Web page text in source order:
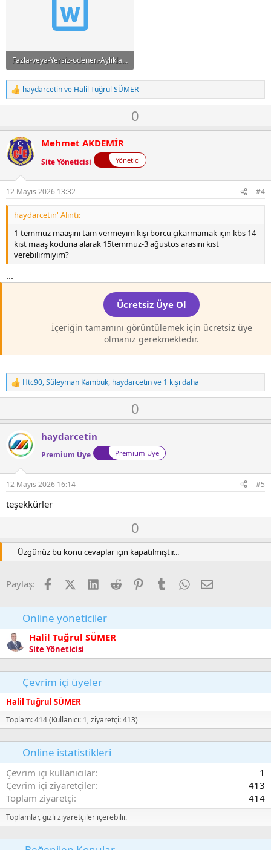
Fazla-veya-Yersiz-odenen-Ayliklarin-Tahsili-Kilavuzu-1.docx
914.5 KB · Görüntüleme: 17
T
e
i
l
e
r
haydarcetinve Halil Tuğrul SÜMER
O
y
l
a
0
o
o
t
e
Mehmet AKDEMİR
Site Yöneticisi Yönetici
12 Mayıs 2026 13:32 #4
haydarcetin' Alıntı:
1-temmuz maaşını tam vermeyim kişi borcu çıkarmamak için kbs 14
kıst maaş koduna alarak 15temmuz-3 ağustos arasını kıst
verebilirmiyim?
...
Ücretsiz Üye Ol
İçeriğin tamamını görüntülemek için ücretsiz üye
olmanız gerekmektedir.
T
e
i
l
e
r
Htc90,Süleyman Kambuk, haydarcetinve 1 kişi daha
O
y
a
0
o
n
v
o
t
haydarcetin
Premium Üye Premium Üye
12 Mayıs 2026 16:14 #5
teşekkürler
O
y
l
a
0
o
w
n
v
o
t
Üzgünüz bu konu cevaplar için kapatılmıştır...
Paylaş: FacebookX (Twitter)
LinkedIn
Reddit PinterestTumblrWhatsApp
E-posta
Online yöneticiler
Halil Tuğrul SÜMER
Site Yöneticisi
Çevrim içi üyeler
Halil Tuğrul SÜMER
Toplam: 414 (Kullanıcı: 1, ziyaretçi: 413)
Online istatistikleri
Çevrim içi kullanıcılar
1
Çevrim içi ziyaretçiler
413
Toplam ziyaretçi
414
Toplamlar, gizli ziyaretçiler içerebilir.